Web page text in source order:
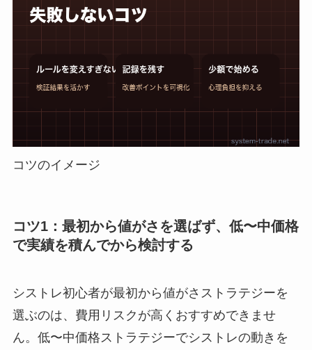
コツのイメージ
コツ1：最初から値がさを選ばず、低〜中価格
で実績を積んでから検討する
シストレ初心者が最初から値がさストラテジーを
選ぶのは、費用リスクが高くおすすめできませ
ん。低〜中価格ストラテジーでシストレの動きを